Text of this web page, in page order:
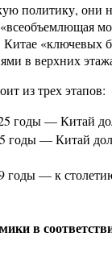
политику, они
«ключевых
в верхних
из трех этапов:
годы — Китай
годы — Китай
годы — к
в